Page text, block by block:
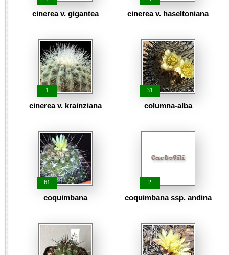
cinerea v. gigantea cinerea v. haseltoniana
1
cinerea v. krainziana
31
columna-alba
61
coquimbana
2
coquimbana ssp. andina